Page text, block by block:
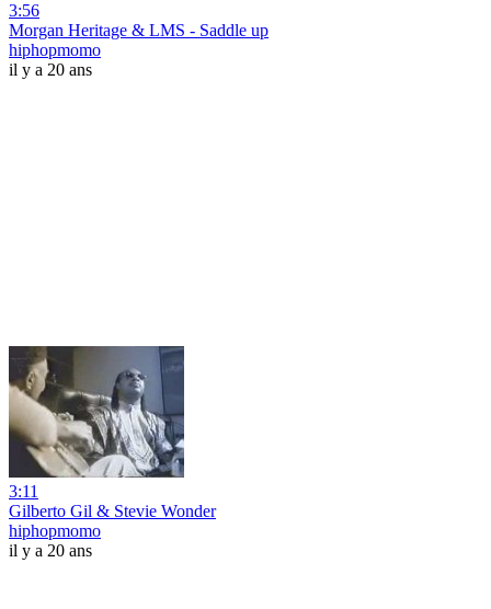
3:56
Morgan Heritage & LMS - Saddle up
hiphopmomo
il y a 20 ans
3:11
Gilberto Gil & Stevie Wonder
hiphopmomo
il y a 20 ans